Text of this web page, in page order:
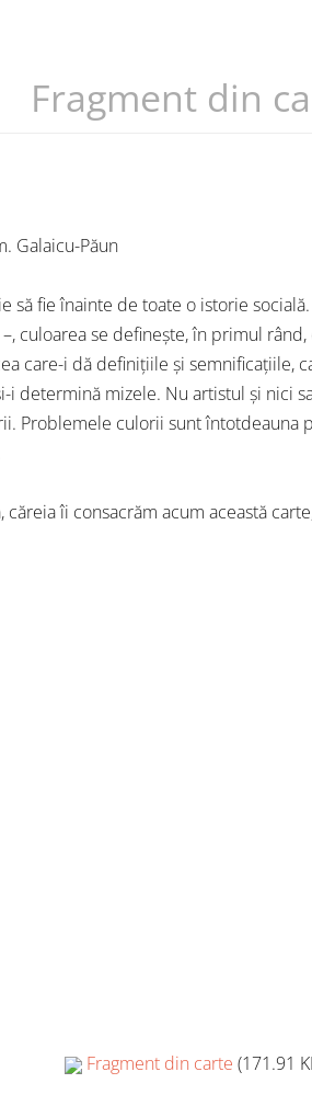
Fragment din
Galaicu-Păun
să fie înainte de toate o istorie
culoarea se definește, în primul
care-i dă definiţiile și semnificaţiile,
i determină mizele. Nu artistul și nici
Problemele culorii sunt întotdeauna
îi consacrăm acum aceas­tă
Fragment din carte (171.91